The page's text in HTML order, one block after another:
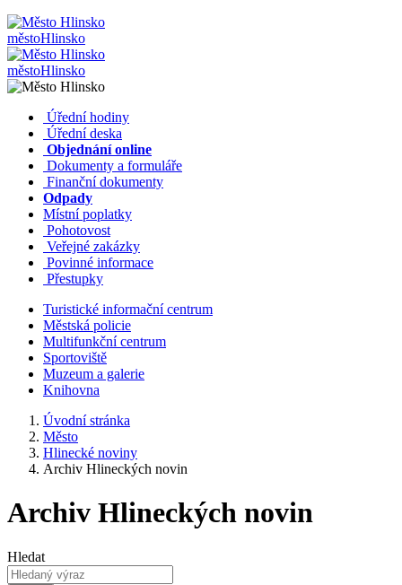
městoHlinsko
městoHlinsko
Úřední hodiny
Úřední deska
Objednání online
Dokumenty a formuláře
Finanční dokumenty
Odpady
Místní poplatky
Pohotovost
Veřejné zakázky
Povinné informace
Přestupky
Turistické informační centrum
Městská policie
Multifunkční centrum
Sportoviště
Muzeum a galerie
Knihovna
Úvodní stránka
Město
Hlinecké noviny
Archiv Hlineckých novin
Archiv Hlineckých novin
Hledat